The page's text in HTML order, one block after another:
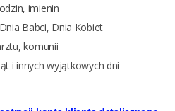
imienin
Babci, Dnia Kobiet
komunii
i innych wyjątkowych dni